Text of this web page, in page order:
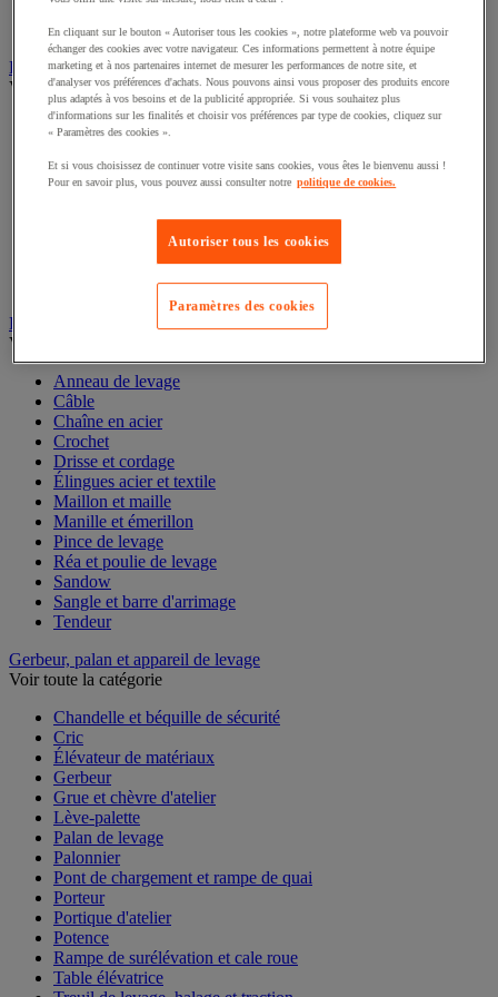
Rouleau de manutention et galet pour convoyeur
Table à billes
Diable
Voir toute la catégorie
Accessoires pour diable
Diable aluminium et inox
Diable charges hautes
Diable porte-bouteilles
Diable pour fûts
Diable spécifique
Élingue et accessoires de levage
Voir toute la catégorie
Anneau de levage
Câble
Chaîne en acier
Crochet
Drisse et cordage
Élingues acier et textile
Maillon et maille
Manille et émerillon
Pince de levage
Réa et poulie de levage
Sandow
Sangle et barre d'arrimage
Tendeur
Gerbeur, palan et appareil de levage
Voir toute la catégorie
Chandelle et béquille de sécurité
Cric
Élévateur de matériaux
Gerbeur
Grue et chèvre d'atelier
Lève-palette
Palan de levage
Palonnier
Pont de chargement et rampe de quai
Porteur
Portique d'atelier
Potence
Rampe de surélévation et cale roue
Table élévatrice
En cliquant sur le bouton « Autoriser tous les cookies », notre plateforme web va pouvoir
échanger des cookies avec votre navigateur. Ces informations permettent à notre équipe
marketing et à nos partenaires internet de mesurer les performances de notre site, et
d'analyser vos préférences d'achats. Nous pouvons ainsi vous proposer des produits encore
plus adaptés à vos besoins et de la publicité appropriée. Si vous souhaitez plus
d'informations sur les finalités et choisir vos préférences par type de cookies, cliquez sur
« Paramètres des cookies ».
Et si vous choisissez de continuer votre visite sans cookies, vous êtes le bienvenu aussi !
Pour en savoir plus, vous pouvez aussi consulter notre politique de cookies.
Autoriser tous les cookies
Paramètres des cookies